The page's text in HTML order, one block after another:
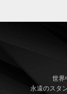
世界
永遠のスタ